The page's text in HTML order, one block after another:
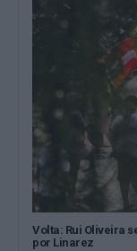
Volta: Rui Oliveira
por Linarez